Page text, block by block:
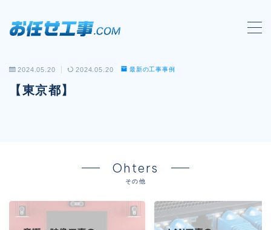
MENU
会社概要
電話工事
2024.05.20 2024.05.20 最新の工事事例
【東京都】
Ohters
その他